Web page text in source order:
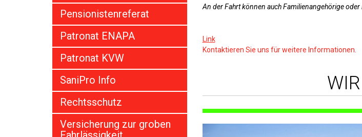
Pensionistenreferat
Patronat ENAPA
Patronat KVW
SaniPro Info
Rechtsschutz
Versicherung zur groben
An der Fahrt können auch Familienangehörige oder
Link
Kontaktieren Sie uns für weitere Informationen.